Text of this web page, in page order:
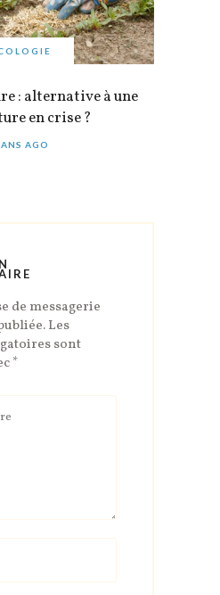
: alternative à une
en crise ?
AGO
de messagerie
Les
sont
*